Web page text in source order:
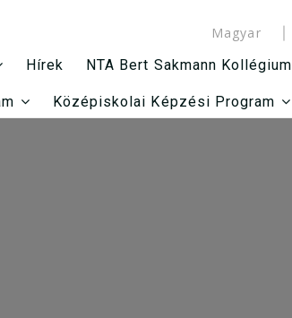
Magyar
Hírek NTA Bert Sakmann Kollégium
Középiskolai Képzési Program